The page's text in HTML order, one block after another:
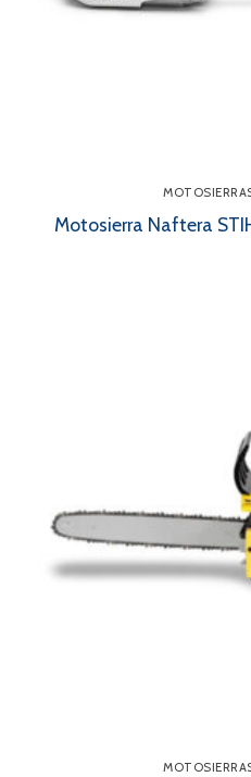
Motosierra Naftera